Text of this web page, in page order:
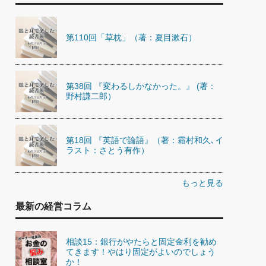
第110回「草枕」（著：夏目漱石）
第38回 『変わるしかなかった。』 (著：
野村謙二郎）
第18回 『英語で論語』（著：霜村和久､イ
ラスト：さとう有作）
もっと見る
最新の経営コラム
相談15：銀行がやたらと固定金利を勧め
てきます！やはり固定がよいのでしょう
か！